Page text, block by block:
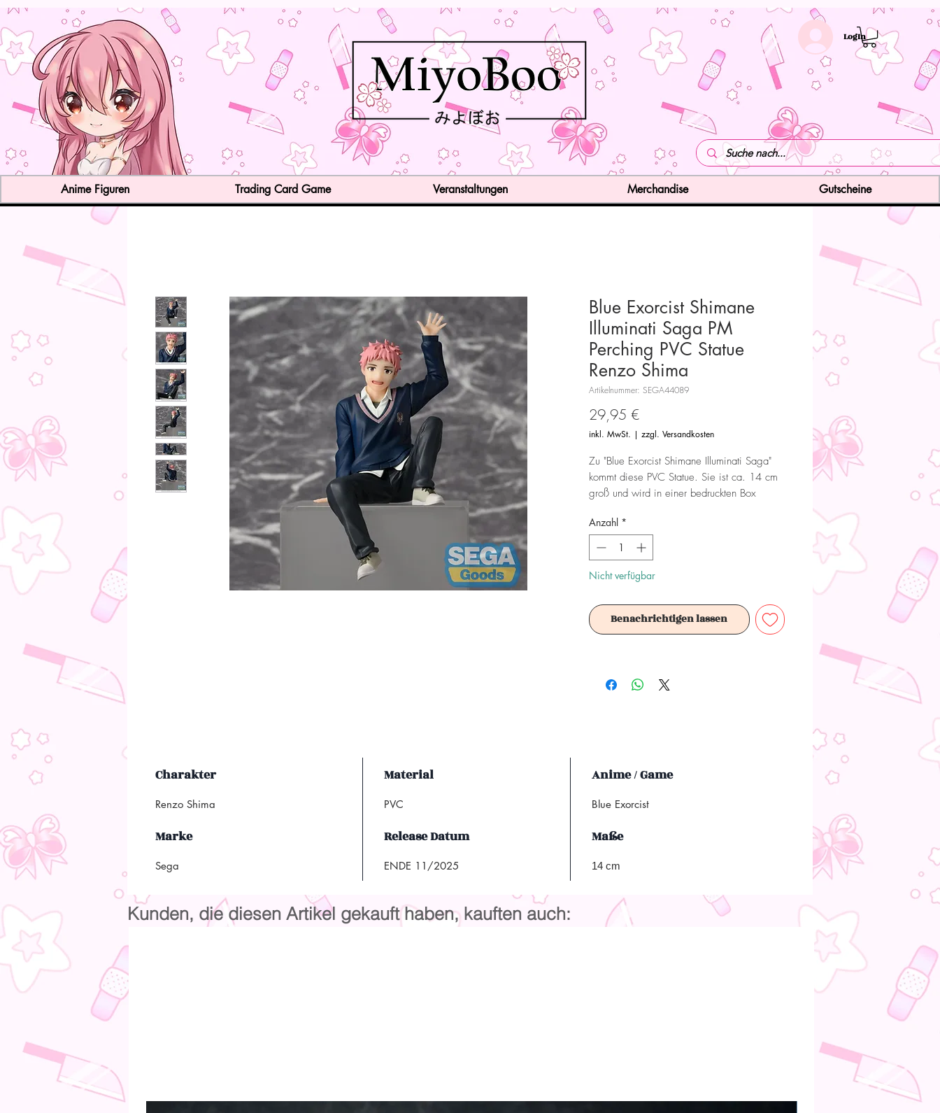
LogIn
Blue Exorcist Shimane
Illuminati Saga PM
Perching PVC Statue
Renzo Shima
Artikelnummer: SEGA44089
29,95 €Preis
inkl. MwSt. | zzgl. Versandkosten
Zu "Blue Exorcist Shimane Illuminati Saga"
kommt diese PVC Statue. Sie ist ca. 14 cm
groß und wird in einer bedruckten Box
Achtung! Dieses Produkt ist kein Spielzeug.
Es ist für Sammler ab 15+ Jahren geeignet.
Anzahl *
Nicht verfügbar
Benachrichtigen lassen
Charakter
Renzo Shima
Material
PVC
Anime / Game
Blue Exorcist
Marke
Sega
Release Datum
ENDE 11/2025
Maße
14 cm
Kunden, die diesen Artikel gekauft haben, kauften auch:
Anime Figuren Trading Card Game Veranstaltungen Merchandise Gutscheine